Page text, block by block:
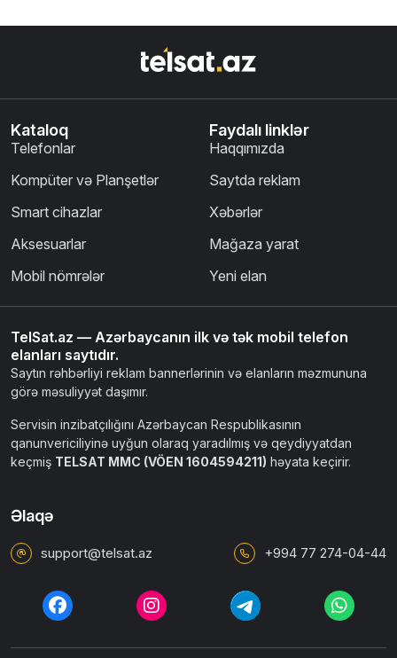
Kataloq
Telefonlar
Kompüter və Planşetlər
Smart cihazlar
Aksesuarlar
Mobil nömrələr
Faydalı linklər
Haqqımızda
Saytda reklam
Xəbərlər
Mağaza yarat
Yeni elan
TelSat.az — Azərbaycanın ilk və tək mobil telefon
elanları saytıdır.
Saytın rəhbərliyi reklam bannerlərinin və elanların məzmununa
görə məsuliyyət daşımır.
Servisin inzibatçılığını Azərbaycan Respublikasının
qanunvericiliyinə uyğun olaraq yaradılmış və qeydiyyatdan
keçmiş TELSAT MMC (VÖEN 1604594211) həyata keçirir.
Əlaqə
support@telsat.az +994 77 274-04-44